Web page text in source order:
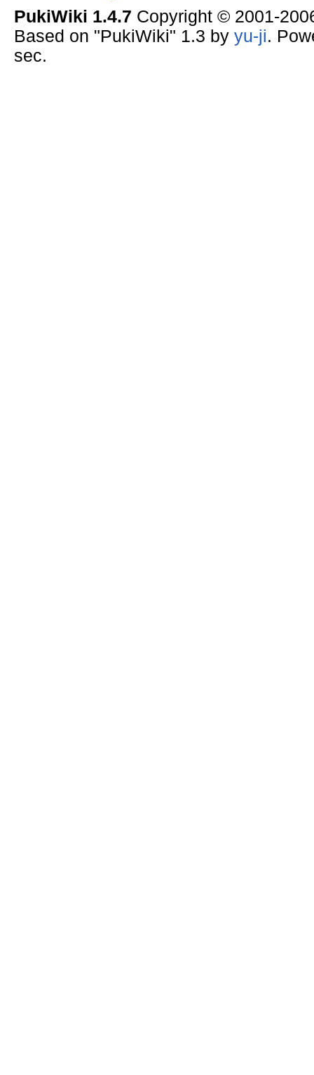
PukiWiki 1.4.7 Copyright © 2001-
Based on "PukiWiki" 1.3 by yu-ji.
sec.